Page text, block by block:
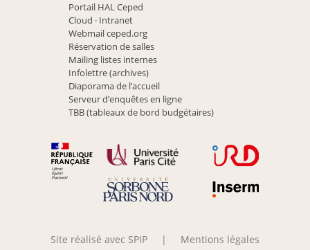
Portail HAL Ceped
Cloud ·Intranet
Webmail ceped.org
Réservation de salles
Mailing listes internes
Infolettre (archives)
Diaporama de l’accueil
Serveur d’enquêtes en ligne
TBB (tableaux de bord budgétaires)
Site réalisé avec SPIP | Mentions légales